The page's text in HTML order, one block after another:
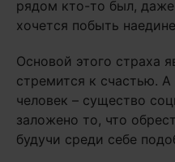
рядом кто-то был,
хочется побыть
Основой этого страха
стремится к счастью. А
человек – существо
заложено то, что
будучи среди себе